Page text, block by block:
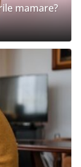
mamare?